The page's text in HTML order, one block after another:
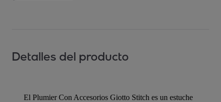
Detalles del producto
El Plumier Con Accesorios Giotto Stitch es un estuche